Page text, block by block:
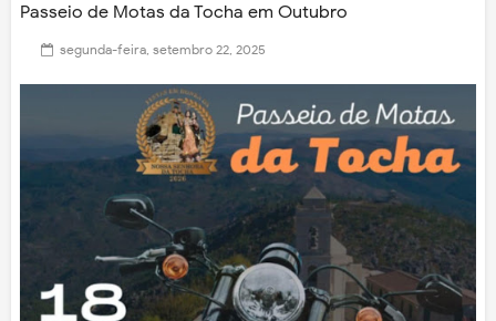
Passeio de Motas da Tocha em Outubro
segunda-feira, setembro 22, 2025